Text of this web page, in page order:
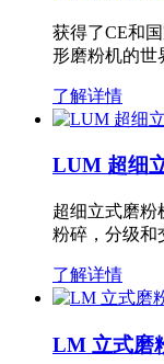
获得了CE和
形磨粉机的
了解详情
LUM 超细
超细立式磨粉
粉碎，分级
了解详情
LM 立式磨